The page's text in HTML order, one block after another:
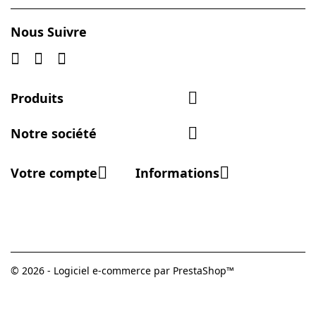
Nous Suivre
Produits 
Notre société 
Votre compte Informations
© 2026 - Logiciel e-commerce par PrestaShop™